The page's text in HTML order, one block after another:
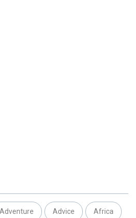
Adventure Advice Africa